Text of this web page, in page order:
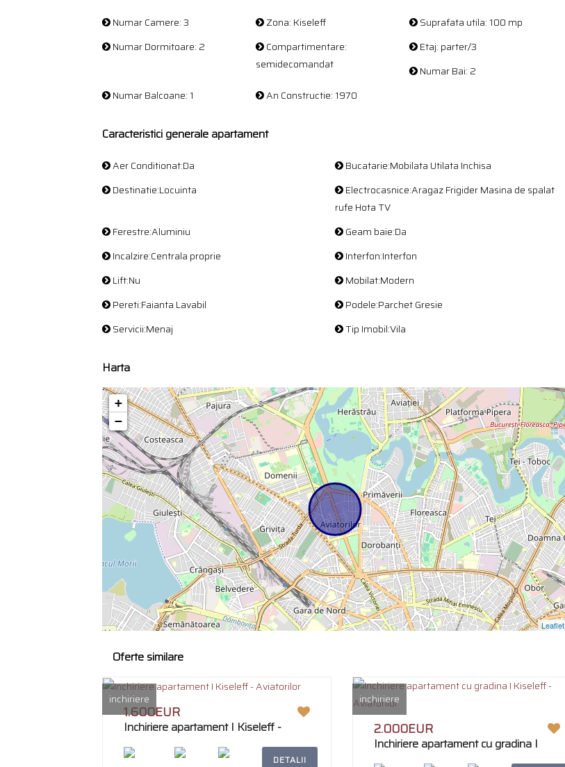
Numar Camere: 3 Zona: Kiseleff
Suprafata utila: 100 mp
Numar Dormitoare: 2
Compartimentare:
semidecomandat
Etaj: parter/3
Numar Bai: 2
Numar Balcoane: 1
An Constructie: 1970
Caracteristici generale apartament
Aer Conditionat:Da
Bucatarie:Mobilata Utilata Inchisa
Destinatie:Locuinta
Electrocasnice:Aragaz Frigider Masina de spalat
rufe Hota TV
Ferestre:Aluminiu
Geam baie:Da
Incalzire:Centrala proprie
Interfon:Interfon
Lift:Nu
Mobilat:Modern
Pereti:Faianta Lavabil
Podele:Parchet Gresie
Servicii:Menaj
Tip Imobil:Vila
Harta
+
−
Leaflet
Oferte similare
inchiriere
1.600EUR
Inchiriere apartament I Kiseleff -
DETALII
inchiriere
2.000EUR
Inchiriere apartament cu gradina I
Kiseleff - Aviatorilor